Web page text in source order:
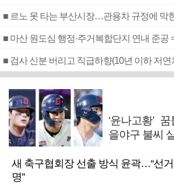
■ 르노 못 타는 부산시장…관용차 규정에 막
■ 마산 원도심 행정·주거복합단지 연내 준공
‘윤나고황’
을야구 불씨
새 축구협회장 선출 방식 윤곽…“선
명”